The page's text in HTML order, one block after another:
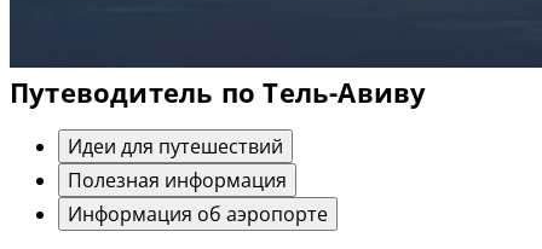
Путеводитель по Тель-Авиву
Идеи для путешествий
Полезная информация
Информация об аэропорте